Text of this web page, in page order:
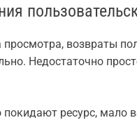
просмотра, возвраты
Недостаточно
покидают ресурс, мало